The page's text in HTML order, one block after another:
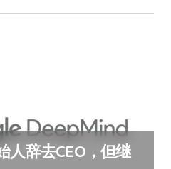
人辞去CEO，但继